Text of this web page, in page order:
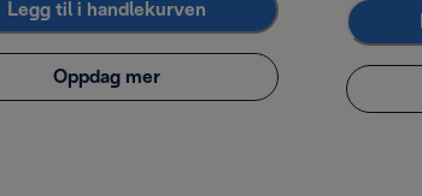
Legg til i handlekurven
Oppdag mer